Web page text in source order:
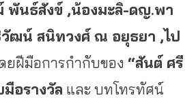
พันธ์สังข์ ,น้องมะลิ-ดญ.พา
ฒน์ สนิทวงศ์ ณ อยุธยา ,ไป
ยฝีมือการกำกับของ “สันต์ ศรี
อรางวัล และ บทโทรทัศน์